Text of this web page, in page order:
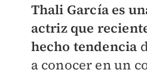
Thali García es
actriz que
hecho tendencia
a conocer en un